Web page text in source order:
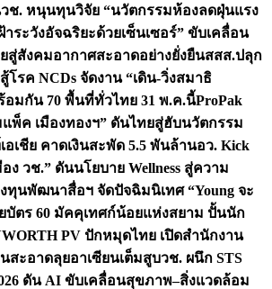
วช. หนุนทุนวิจัย “นวัตกรรมห้องลดฝุ่นแรง
ระวังอัจฉริยะด้วยเซ็นเซอร์” ขับเคลื่อน
สู่สังคมอากาศสะอาดอย่างยั่งยืนสสส.ปลุก
โรค NCDs จัดงาน “เดิน-วิ่งสมาธิ
อมกัน 70 พื้นที่ทั่วไทย 31 พ.ค.นี้ProPak
แพ็ค เมืองทองฯ” ดันไทยสู่ฮับนวัตกรรม
เชีย คาดเงินสะพัด 5.5 พันล้านอว. Kick
ง วช.” ดันนโยบาย Wellness สู่ความ
ทุนพัฒนาสื่อฯ จัดปัจฉิมนิเทศ “Young จะ
บัตร 60 มัคคุเทศก์น้อยแห่งสยาม ปั้นนัก
PV ปักหมุดไทย เปิดสำนักงาน
สะอาดลุยอาเซียนเต็มสูบวช. ผนึก STS
ดัน AI ขับเคลื่อนสุขภาพ–สิ่งแวดล้อม